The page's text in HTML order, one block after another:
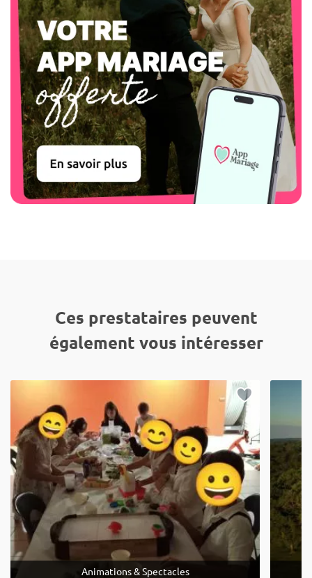
Ces prestataires peuvent
également vous intéresser
Animations & Spectacles